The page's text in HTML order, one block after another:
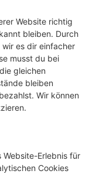
Website richtig
bleiben. Durch
es dir einfacher
musst du bei
gleichen
bleiben
Wir können
Erlebnis für
Cookies